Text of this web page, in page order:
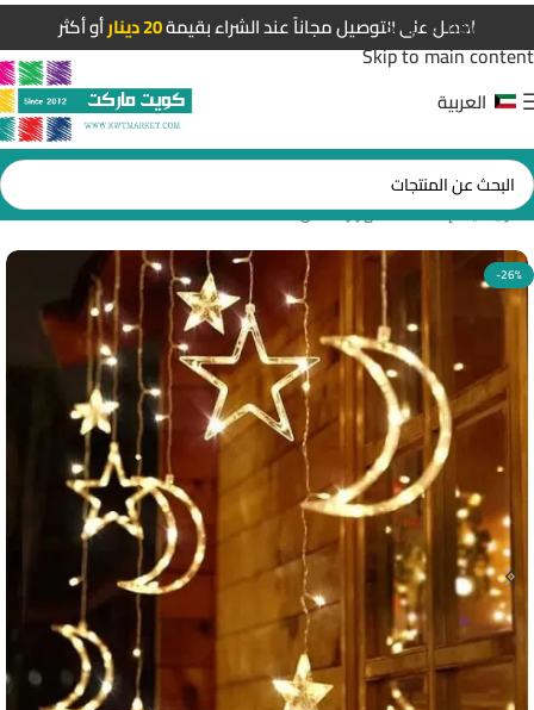
Skip to navigation
Skip to main content
احصل على التوصيل مجاناً عند الشراء بقيمة20 دينار أو أكثر
العربية
الرئيسية/إضاءات شهر رمضان
-26%